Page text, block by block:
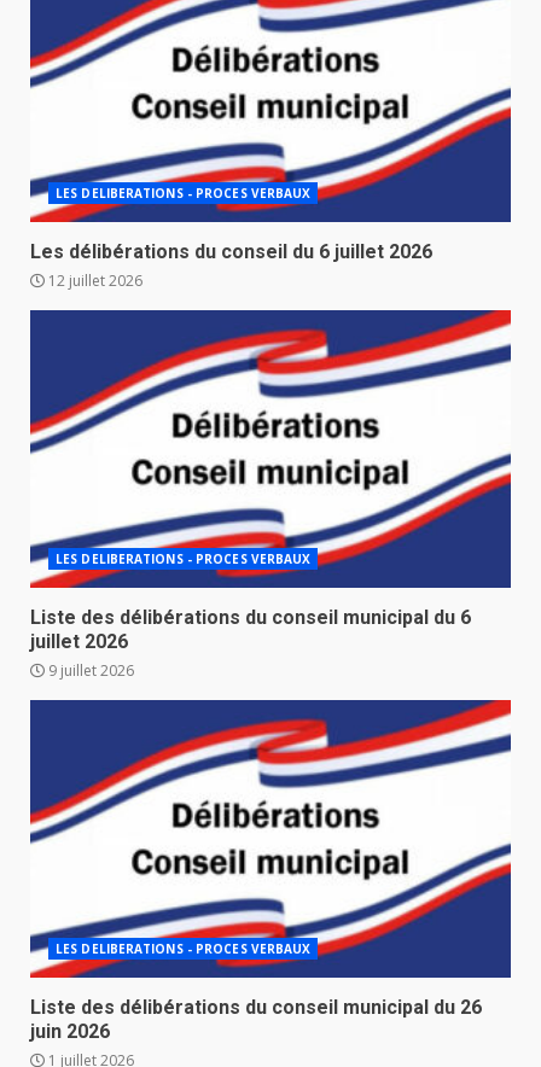
LES DELIBERATIONS - PROCES VERBAUX
Les délibérations du conseil du 6 juillet 2026
12 juillet 2026
LES DELIBERATIONS - PROCES VERBAUX
Liste des délibérations du conseil municipal du 6
juillet 2026
9 juillet 2026
LES DELIBERATIONS - PROCES VERBAUX
Liste des délibérations du conseil municipal du 26
juin 2026
1 juillet 2026